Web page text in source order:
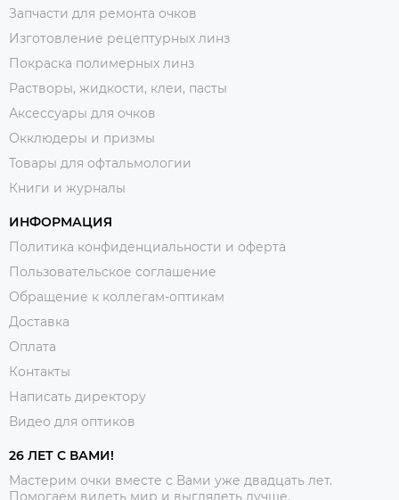
Запчасти для ремонта очков
Изготовление рецептурных линз
Покраска полимерных линз
Растворы, жидкости, клеи, пасты
Аксессуары для очков
Окклюдеры и призмы
Товары для офтальмологии
Книги и журналы
ИНФОРМАЦИЯ
Политика конфиденциальности и оферта
Пользовательское соглашение
Обращение к коллегам-оптикам
Доставка
Оплата
Контакты
Написать директору
Видео для оптиков
26 ЛЕТ С ВАМИ!
Мастерим очки вместе с Вами уже двадцать лет.
Помогаем видеть мир и выглядеть лучше.